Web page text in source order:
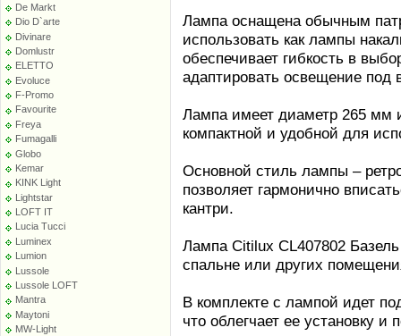
De Markt
Dio D`arte
Divinare
Domlustr
ELETTO
Evoluce
F-Promo
Favourite
Freya
Fumagalli
Globo
Kemar
KINK Light
Lightstar
LOFT IT
Lucia Tucci
Luminex
Lumion
Lussole
Lussole LOFT
Mantra
Maytoni
MW-Light
Лампа оснащена обычным
использовать как лампы
обеспечивает гибкость в
адаптировать освещение
Лампа имеет диаметр 265 мм
компактной и удобной для
Основной стиль лампы –
позволяет гармонично
кантри.
Лампа Citilux CL407802
спальне или других
В комплекте с лампой идет
что облегчает ее установку и